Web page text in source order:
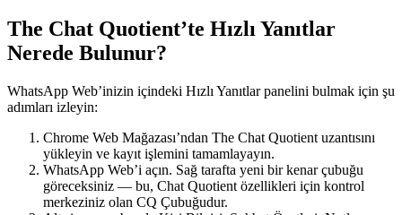
The Chat Quotient’te Hızlı Yanıtlar
Nerede Bulunur?
WhatsApp Web’inizin içindeki Hızlı Yanıtlar panelini bulmak için şu
adımları izleyin:
Chrome Web Mağazası’ndan The Chat Quotient uzantısını
yükleyin ve kayıt işlemini tamamlayayın.
WhatsApp Web’i açın. Sağ tarafta yeni bir kenar çubuğu
göreceksiniz — bu, Chat Quotient özellikleri için kontrol
merkeziniz olan CQ Çubuğudur.